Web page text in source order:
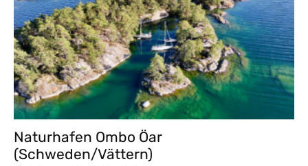
Naturhafen Ombo Öar
(Schweden/Vättern)